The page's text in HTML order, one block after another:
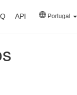
API Portugal